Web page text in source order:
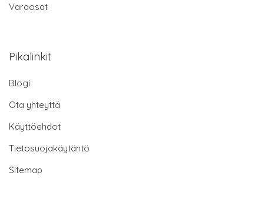
Varaosat
Pikalinkit
Blogi
Ota yhteyttä
Käyttöehdot
Tietosuojakäytäntö
Sitemap